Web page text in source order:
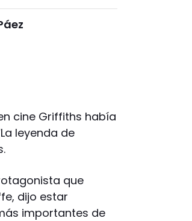
cine Griffiths había
leyenda de
que
dijo estar
importantes de